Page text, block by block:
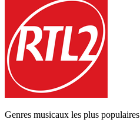
Genres musicaux les plus populaires